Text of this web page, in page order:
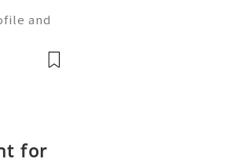
and
collabo
for